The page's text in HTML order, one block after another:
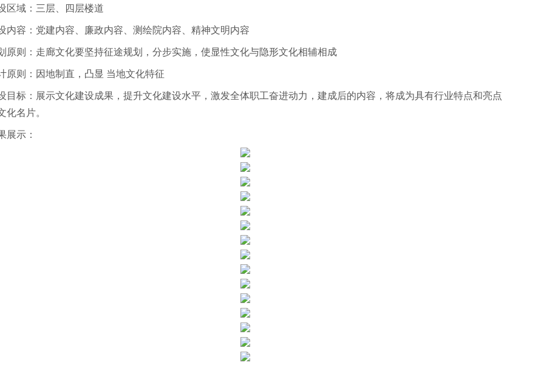
区域：三层、四层楼道
内容：党建内容、廉政内容、测绘院内容、精神文明内容
原则：走廊文化要坚持征途规划，分步实施，使显性文化与隐形文化相辅相成
原则：因地制直，凸显 当地文化特征
目标：展示文化建设成果，提升文化建设水平，激发全体职工奋进动力，建成后的内容，将成为具有行业特点和亮点
化名片。
展示：